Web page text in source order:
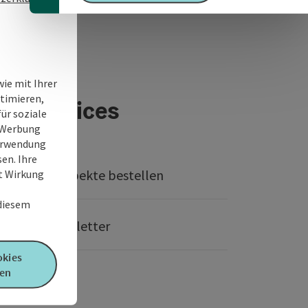
Services
Prospekte bestellen
Newsletter
mit Ihrer
soziale
Ihre
Wirkung